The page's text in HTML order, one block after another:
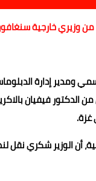
وزيري خارجية
ومدير إدارة
من كل من الدكتور
غزة.
الوزير شكري نقل